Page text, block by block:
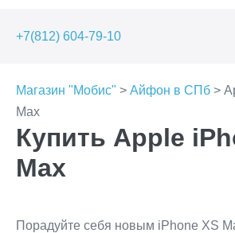
+7(812) 604-79-10
Магазин "Мобис" > Айфон в СПб >
Max
Купить Apple
Max
Порадуйте себя новым iPhone XS